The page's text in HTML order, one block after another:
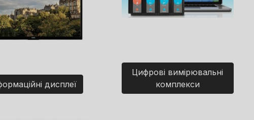
дисплеї
Цифрові вимірювальні
комплекси